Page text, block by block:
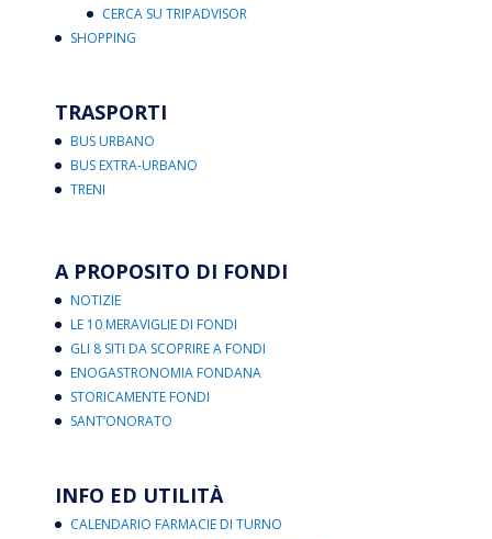
CERCA SU TRIPADVISOR
SHOPPING
TRASPORTI
BUS URBANO
BUS EXTRA-URBANO
TRENI
A PROPOSITO DI FONDI
NOTIZIE
LE 10 MERAVIGLIE DI FONDI
GLI 8 SITI DA SCOPRIRE A FONDI
ENOGASTRONOMIA FONDANA
STORICAMENTE FONDI
SANT’ONORATO
INFO ED UTILITÀ
CALENDARIO FARMACIE DI TURNO